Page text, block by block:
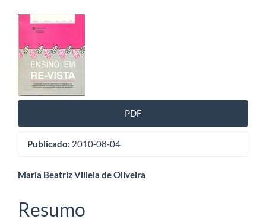
Barra
lateral
de
artigos
PDF
Publicado: 2010-08-04
Conteúdo
do
Maria Beatriz Villela de Oliveira
Resumo